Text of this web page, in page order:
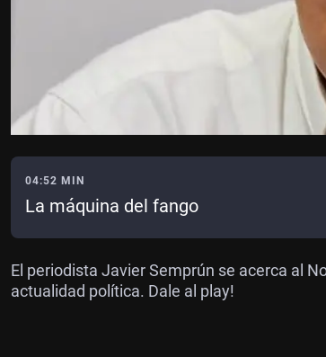
04:52 MIN
La máquina del fango
El periodista Javier Semprún se acerca al
actualidad política. Dale al play!